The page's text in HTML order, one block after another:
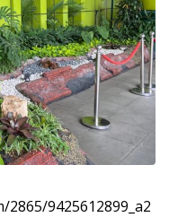
9425612899_a2